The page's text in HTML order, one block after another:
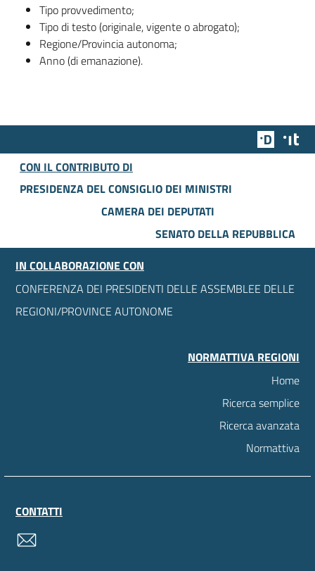
Tipo provvedimento;
Tipo di testo (originale, vigente o abrogato);
Regione/Provincia autonoma;
Anno (di emanazione).
Team
CON IL CONTRIBUTO DI
PRESIDENZA DEL CONSIGLIO DEI MINISTRI
CAMERA DEI DEPUTATI
SENATO DELLA REPUBBLICA
IN COLLABORAZIONE CON
CONFERENZA DEI PRESIDENTI DELLE ASSEMBLEE DELLE
REGIONI/PROVINCE AUTONOME
NORMATTIVA REGIONI
Home
Ricerca semplice
Ricerca avanzata
Normattiva
CONTATTI